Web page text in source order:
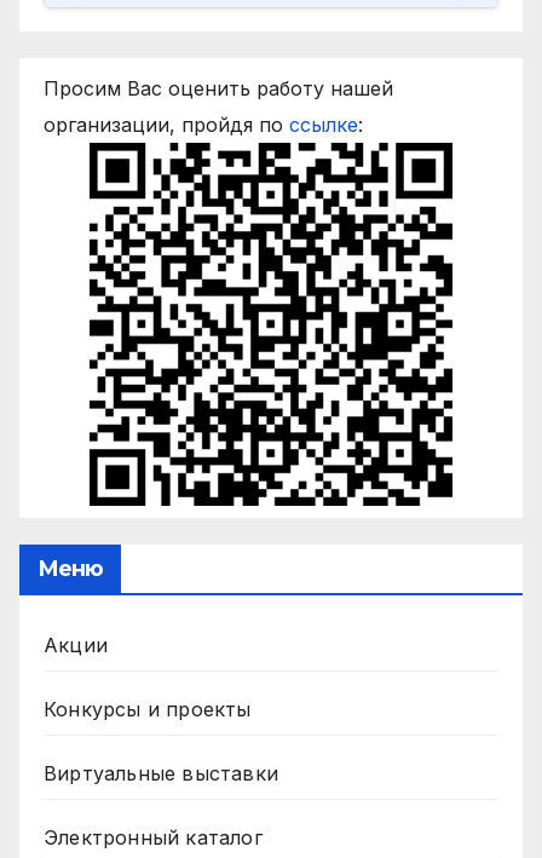
Просим Вас оценить работу нашей
организации, пройдя по ссылке:
Меню
Акции
Конкурсы и проекты
Виртуальные выставки
Электронный каталог